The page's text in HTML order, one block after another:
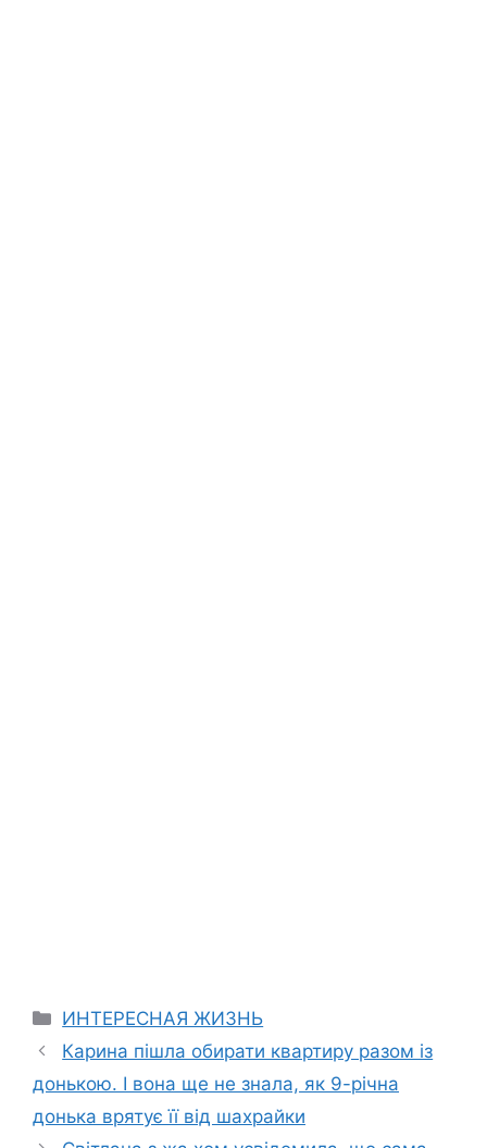
Categories
ИНТЕРЕСНАЯ ЖИЗНЬ
Карина пішла обирати квартиру разом із
донькою. І вона ще не знала, як 9-річна
донька врятує її від шахрайки